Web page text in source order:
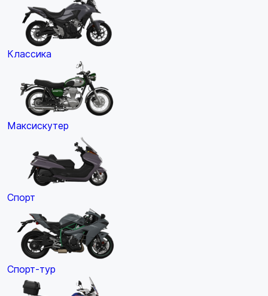
Классика
Максискутер
Спорт
Спорт-тур